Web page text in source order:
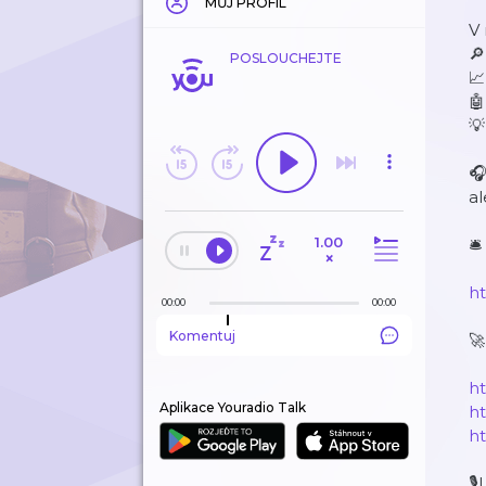
POSLOUCHEJTE
1.00
×
00:00 00:00
Komentuj
Aplikace Youradio Talk
V
🛎